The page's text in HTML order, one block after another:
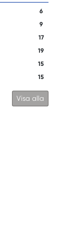
6
9
17
19
15
15
Visa alla